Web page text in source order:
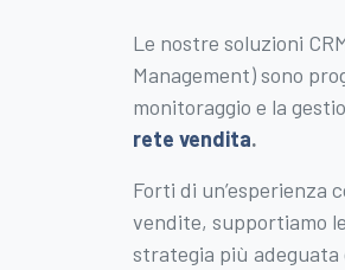
Le nostre soluzioni
Management) sono
monitoraggio e la
rete vendita.
Forti di un’esperienza
vendite, supportiamo
strategia più